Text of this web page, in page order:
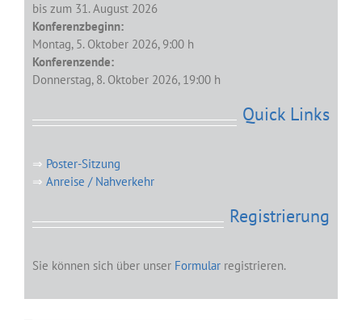
bis zum 31. August 2026
Konferenzbeginn:
Montag, 5. Oktober 2026, 9:00 h
Konferenzende:
Donnerstag, 8. Oktober 2026, 19:00 h
Quick Links
⇒ Poster-Sitzung
⇒ Anreise / Nahverkehr
Registrierung
Sie können sich über unser Formular registrieren.